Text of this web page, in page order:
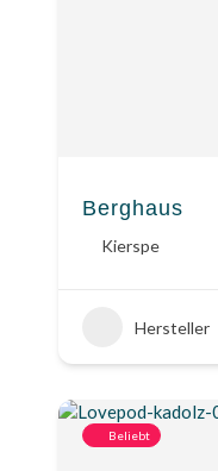
Berghaus
Kierspe
Hersteller
Beliebt